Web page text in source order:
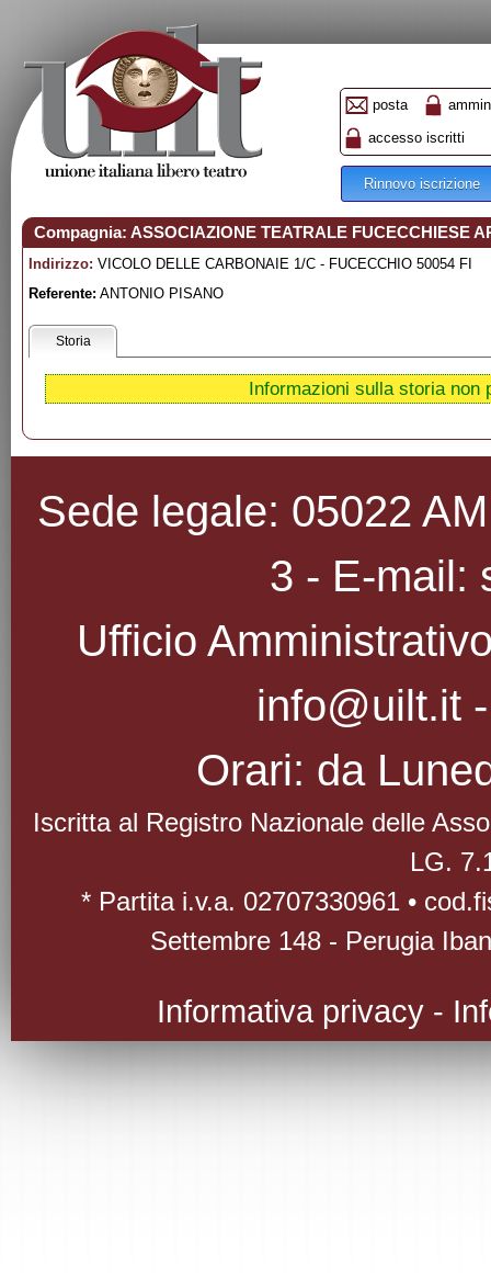
posta
accesso iscritti
Rinnovo iscrizione
Compagnia: ASSOCIAZIONE TEATRALE FUCECCHIESE
Indirizzo: VICOLO DELLE CARBONAIE 1/C - FUCECCHIO 50054 FI
Referente: ANTONIO PISANO
Storia
Informazioni sulla storia non
Sede legale: 05022
3 - E-mail:
Ufficio
info@uilt.it
Orari: da
Iscritta al Registro Nazionale delle
LG.
* Partita i.v.a. 02707330961 •
Settembre 148 - Perugia
Informativa privacy -